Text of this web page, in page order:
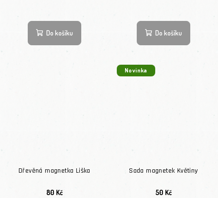
Do košíku Do košíku
Dřevěná magnetka Liška
80 Kč
Novinka
Sada magnetek Květiny
50 Kč